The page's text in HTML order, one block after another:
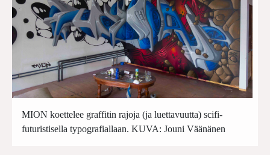
MION koettelee graffitin rajoja (ja luettavuutta) scifi-
futuristisella typografiallaan. KUVA: Jouni Väänänen